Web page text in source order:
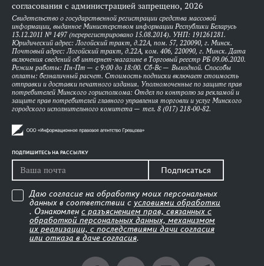
согласования с администрацией запрещено, 2026
Свидетельство о государственной регистрации средства массовой
информации, выданное Министерством информации Республики Беларусь
13.12.2011 № 1497 (перерегистрировано 15.08.2014). УНП: 191261281.
Юридический адрес: Логойский тракт, д.22А, пом. 57, 220090, г. Минск.
Почтовый адрес: Логойский тракт, д.22А, ком. 406, 220090, г. Минск. Дата
включения сведений об интернет-магазине в Торговый реестр РБ 09.06.2020.
Режим работы: Пн-Пт — с 9:00 до 18:00. Сб-Вс — Выходной. Способы
оплаты: безналичный расчет. Стоимость подписки включает стоимость
отправки и доставки печатного издания. Уполномоченные по защите прав
потребителей Минского горисполкома: Отдел по контролю за рекламой и
защите прав потребителей главного управления торговли и услуг Минского
городского исполнительного комитета — тел. 8 (017) 218-00-82.
ПОДПИШИТЕСЬ НА РАССЫЛКУ
Подписаться
Даю согласие на обработку моих персональных
данных в соответствии с условиями обработки
. Ознакомлен с разъяснением прав, связанных с
обработкой персональных данных, механизмом
их реализации, с последствиями дачи согласия
или отказа в даче согласия.